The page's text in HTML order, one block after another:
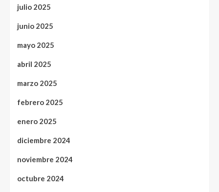
julio 2025
junio 2025
mayo 2025
abril 2025
marzo 2025
febrero 2025
enero 2025
diciembre 2024
noviembre 2024
octubre 2024